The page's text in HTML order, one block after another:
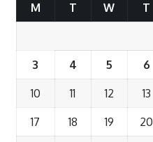
M T W T
3 4 5 6
10 11 12 13
17 18 19 20